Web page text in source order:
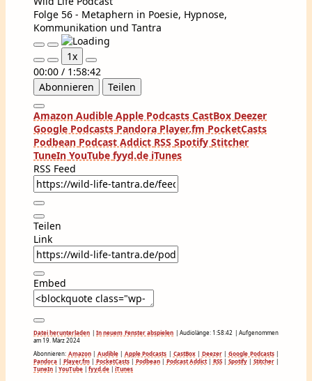
Folge 56 - Metaphern in Poesie, Hypnose,
Kommunikation und Tantra
Play
Episode
Pause
Episode
1x
00:00 / 1:58:42
Abonnieren
Teilen
Amazon Audible Apple Podcasts CastBox Deezer
Google Podcasts Pandora Player.fm PocketCasts
Podbean Podcast Addict RSS Spotify Stitcher
TuneIn YouTube fyyd.de iTunes
RSS Feed
Teilen
Link
Embed
Datei herunterladen |In neuem Fenster abspielen | Audiolänge: 1:58:42 |Aufgenommen
am 19. März 2024
Abonnieren: Amazon| Audible| Apple Podcasts | CastBox| Deezer| Google Podcasts|
Pandora | Player.fm| PocketCasts| Podbean| Podcast Addict| RSS| Spotify| Stitcher|
TuneIn | YouTube | fyyd.de | iTunes